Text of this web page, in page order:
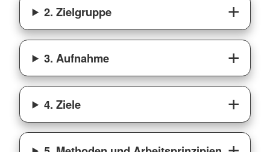
2. Zielgruppe
3. Aufnahme
4. Ziele